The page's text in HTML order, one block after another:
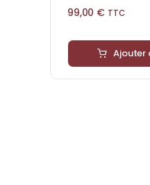
99,00 € TTC
Ajouter